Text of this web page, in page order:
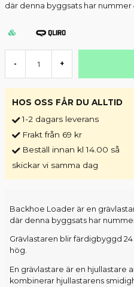
där denna byggsats har nummer
- +
HOS OSS FÅR DU ALLTID
1-2 dagars leverans
Frakt från 69 kr
Beställ innan kl 14.00 så
skickar vi samma dag
Backhoe Loader är en
där denna byggsats har nummer
Grävlastaren blir färdigbyggd
hög.
En grävlastare är en hjullastare
kombinerar hjullastarens